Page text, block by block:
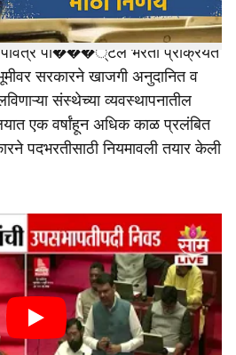
शिक्षकसंवर्गातील रिक्त पदे
पवित्र पो���्टल भरती प्रक्रियेत
सरकारने खाजगी अनुदानित व
संस्थेच्या व्यवस्थापनातील
एक वर्षांहून अधिक काळ प्रलंबित
पदभरतीसाठी नियमावली तयार केली